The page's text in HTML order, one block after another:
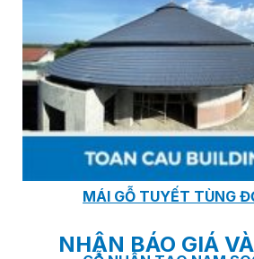
TẤM ỐP VOX
TẤM ỐP TRẦN INFRATOP
TẤM ỐP TƯỜNG MAX-3
TẤM ỐP ĐA NĂNG FRONTO
MÁI GỖ TUYẾT TÙNG
NHẬN BÁO GIÁ